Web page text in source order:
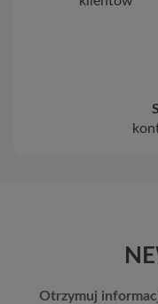
Otrzymuj